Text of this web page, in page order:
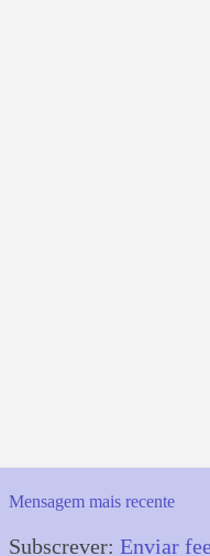
Mensagem mais recente
Subscrever: Enviar